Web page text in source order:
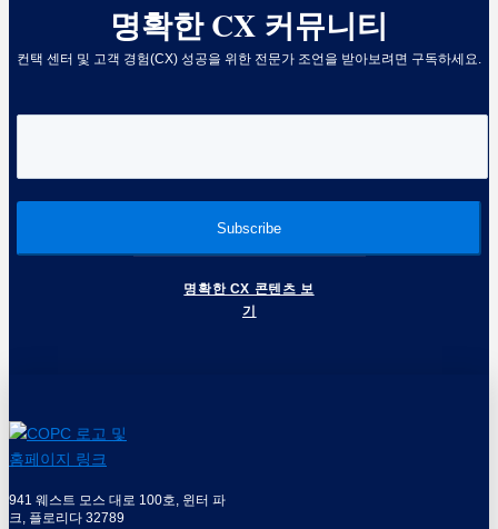
명확한 CX 커뮤니티
컨택 센터 및 고객 경험(CX) 성공을 위한 전문가 조언을 받아보려면 구독하세요.
명확한 CX 콘텐츠 보
기
941 웨스트 모스 대로 100호, 윈터 파
크, 플로리다 32789